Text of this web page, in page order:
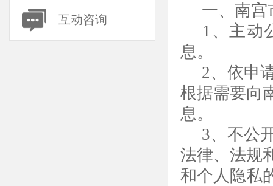
互动咨询
一、南宫
1、主动
息。
2、依申
根据需要向
息。
3、不公
法律、法规
和个人隐私